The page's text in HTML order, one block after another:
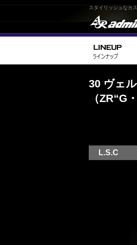
スタイリッシュなカ
30 ヴェ
（ZR“G
L.S.C